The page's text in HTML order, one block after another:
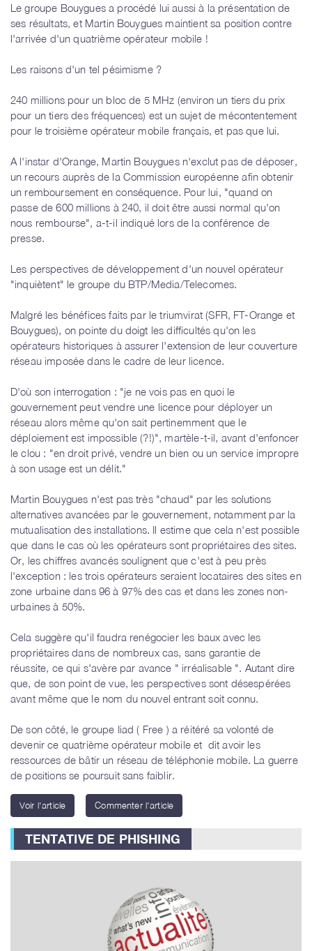
Le groupe Bouygues a procédé lui aussi à la présentation de
ses résultats, et Martin Bouygues maintient sa position contre
l'arrivée d'un quatrième opérateur mobile !
Les raisons d'un tel pésimisme ?
240 millions pour un bloc de 5 MHz (environ un tiers du prix
pour un tiers des fréquences) est un sujet de mécontentement
pour le troisième opérateur mobile français, et pas que lui.
A l'instar d'Orange, Martin Bouygues n'exclut pas de déposer,
un recours auprès de la Commission européenne afin obtenir
un remboursement en conséquence. Pour lui, "quand on
passe de 600 millions à 240, il doit être aussi normal qu'on
nous rembourse", a-t-il indiqué lors de la conférence de
presse.
Les perspectives de développement d'un nouvel opérateur
"inquiètent" le groupe du BTP/Media/Telecomes.
Malgré les bénéfices faits par le triumvirat (SFR, FT-Orange et
Bouygues), on pointe du doigt les difficultés qu'on les
opérateurs historiques à assurer l'extension de leur couverture
réseau imposée dans le cadre de leur licence.
D'où son interrogation : "je ne vois pas en quoi le
gouvernement peut vendre une licence pour déployer un
réseau alors même qu'on sait pertinemment que le
déploiement est impossible (?!)", martèle-t-il, avant d'enfoncer
le clou : "en droit privé, vendre un bien ou un service impropre
à son usage est un délit."
Martin Bouygues n'est pas très "chaud" par les solutions
alternatives avancées par le gouvernement, notamment par la
mutualisation des installations. Il estime que cela n'est possible
que dans le cas où les opérateurs sont propriétaires des sites.
Or, les chiffres avancés soulignent que c'est à peu près
l'exception : les trois opérateurs seraient locataires des sites en
zone urbaine dans 96 à 97% des cas et dans les zones non-
urbaines à 50%.
Cela suggère qu'il faudra renégocier les baux avec les
propriétaires dans de nombreux cas, sans garantie de
réussite, ce qui s'avère par avance " irréalisable ". Autant dire
que, de son point de vue, les perspectives sont désespérées
avant même que le nom du nouvel entrant soit connu.
De son côté, le groupe Iiad ( Free ) a réitéré sa volonté de
devenir ce quatrième opérateur mobile et dit avoir les
ressources de bâtir un réseau de téléphonie mobile. La guerre
de positions se poursuit sans faiblir.
Voir l'article Commenter l'article
TENTATIVE DE PHISHING